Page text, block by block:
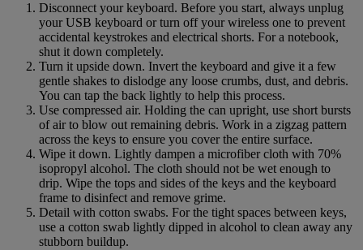
Disconnect your keyboard. Before you start, always unplug
your USB keyboard or turn off your wireless one to prevent
accidental keystrokes and electrical shorts. For a notebook,
shut it down completely.
Turn it upside down. Invert the keyboard and give it a few
gentle shakes to dislodge any loose crumbs, dust, and debris.
You can tap the back lightly to help this process.
Use compressed air. Holding the can upright, use short bursts
of air to blow out remaining debris. Work in a zigzag pattern
across the keys to ensure you cover the entire surface.
Wipe it down. Lightly dampen a microfiber cloth with 70%
isopropyl alcohol. The cloth should not be wet enough to
drip. Wipe the tops and sides of the keys and the keyboard
frame to disinfect and remove grime.
Detail with cotton swabs. For the tight spaces between keys,
use a cotton swab lightly dipped in alcohol to clean away any
stubborn buildup.